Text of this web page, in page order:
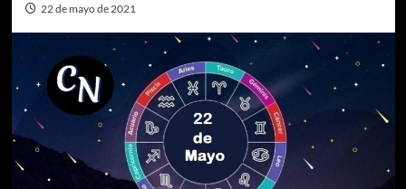
22 de mayo de 2021